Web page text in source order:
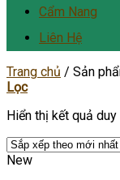
Cẩm Nang
Liên Hệ
Trang chủ / Sản
Lọc
Hiển thị kết quả duy
New